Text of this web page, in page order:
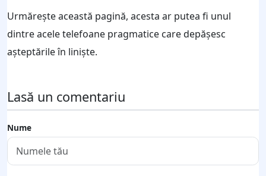
Urmărește această pagină, acesta ar putea fi unul
dintre acele telefoane pragmatice care depășesc
așteptările în liniște.
Lasă un comentariu
Nume